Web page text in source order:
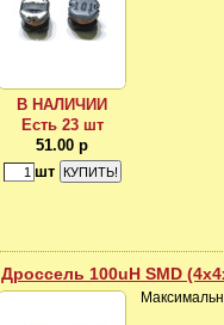
В НАЛИЧИИ
Есть 23 шт
51.00 р
шт
Дроссель 100uH SMD